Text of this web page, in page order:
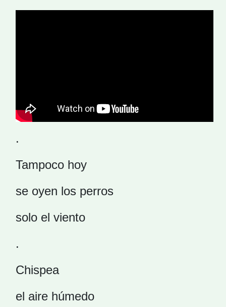
.
Tampoco hoy
se oyen los perros
solo el viento
.
Chispea
el aire húmedo